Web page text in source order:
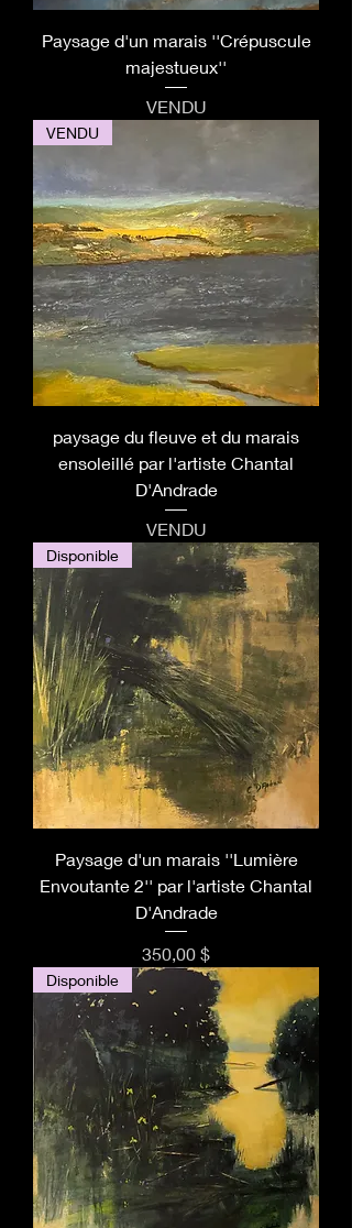
Paysage d'un marais ''Crépuscule
majestueux''
VENDU
VENDU
paysage du fleuve et du marais
ensoleillé par l'artiste Chantal
D'Andrade
VENDU
Disponible
Paysage d'un marais ''Lumière
Envoutante 2'' par l'artiste Chantal
D'Andrade
Prix
350,00 $
Disponible